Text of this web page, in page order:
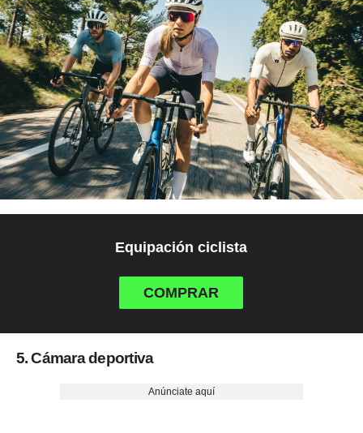
Equipación ciclista
COMPRAR
5. Cámara deportiva
Anúnciate aquí